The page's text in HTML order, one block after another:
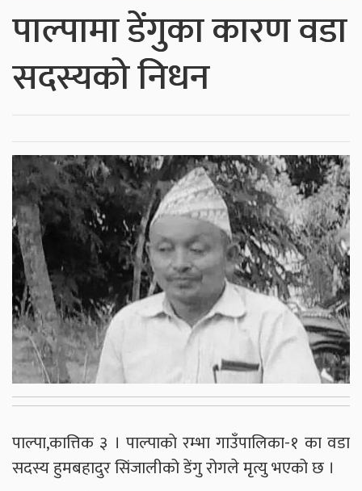
पाल्पामा डेंगुका कारण वडा
सदस्यको निधन
पाल्पा,कात्तिक ३ । पाल्पाकाे रम्भा गाउँपालिका-१ का वडा
सदस्य हुमबहादुर सिंजालीको डेंगु रोगले मृत्यु भएको छ ।